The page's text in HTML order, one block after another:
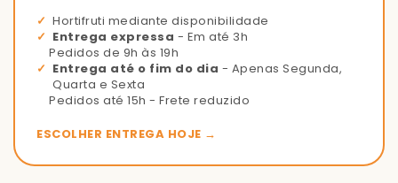
Hortifruti mediante disponibilidade
Entrega expressa - Em até 3h
Pedidos de 9h às 19h
Entrega até o fim do dia - Apenas Segunda,
Quarta e Sexta
Pedidos até 15h - Frete reduzido
ESCOLHER ENTREGA HOJE →